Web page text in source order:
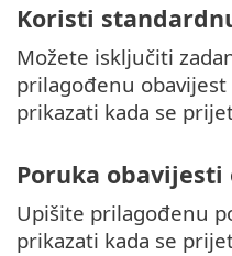
Koristi
Možete isključiti
prilagođenu
prikazati kada se
Poruka
Upišite prilagođenu
prikazati kada se